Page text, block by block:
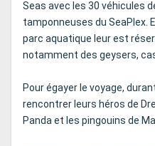
Seas avec les 30 véhicules
tamponneuses du SeaPlex.
parc aquatique leur est
notamment des geysers,
Pour égayer le voyage,
rencontrer leurs héros de
Panda et les pingouins de